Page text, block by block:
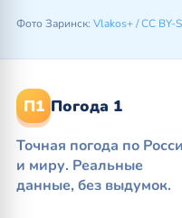
Фото Заринск: Vlakos+ / CC BY-
П1 Погода 1
Точная погода по
и миру. Реальные
данные, без выдумок.